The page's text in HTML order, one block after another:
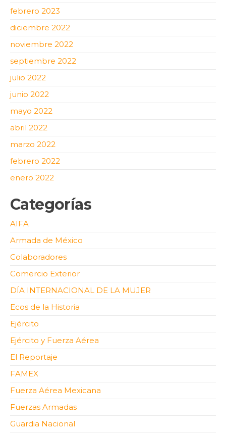
febrero 2023
diciembre 2022
noviembre 2022
septiembre 2022
julio 2022
junio 2022
mayo 2022
abril 2022
marzo 2022
febrero 2022
enero 2022
Categorías
AIFA
Armada de México
Colaboradores
Comercio Exterior
DÍA INTERNACIONAL DE LA MUJER
Ecos de la Historia
Ejército
Ejército y Fuerza Aérea
El Reportaje
FAMEX
Fuerza Aérea Mexicana
Fuerzas Armadas
Guardia Nacional